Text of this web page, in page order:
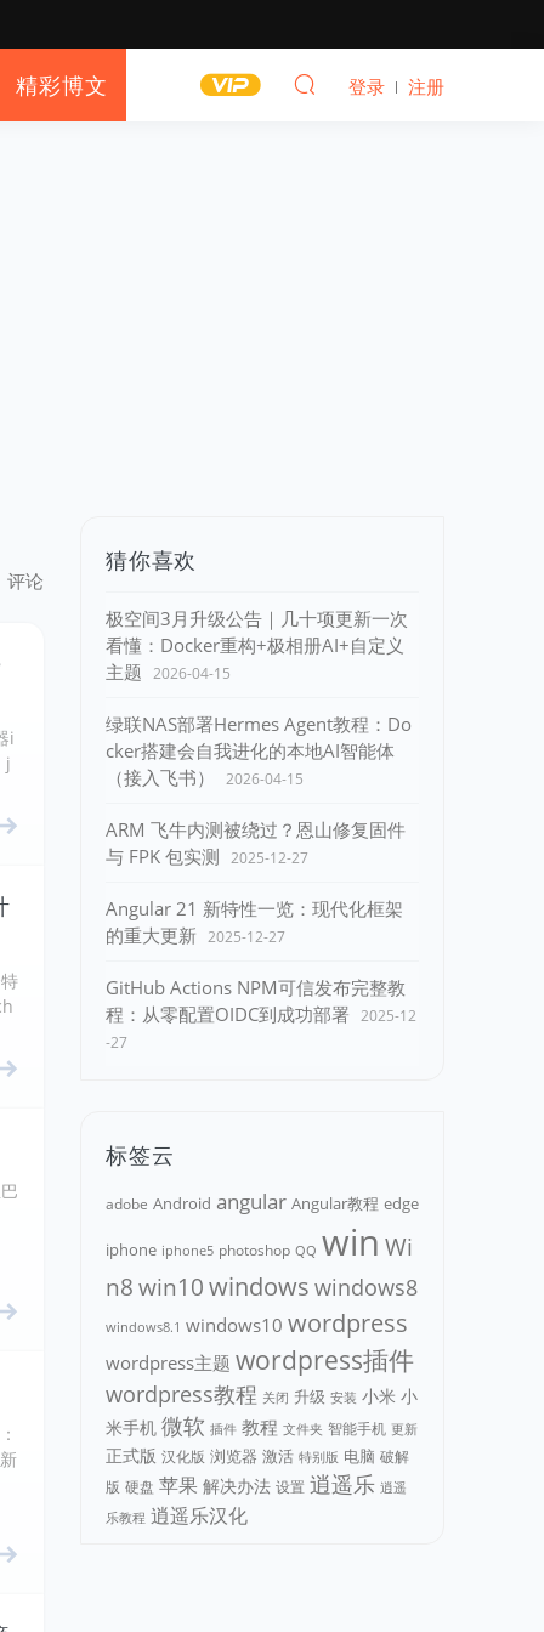
精彩博文 登录 注册
评论
i
j
猜你喜欢
极空间3月升级公告｜几十项更新一次
看懂：Docker重构+极相册AI+自定义
主题 2026-04-15
绿联NAS部署Hermes Agent教程：Do
cker搭建会自我进化的本地AI智能体
（接入飞书）
2026-04-15
ARM 飞牛内测被绕过？恩山修复固件
与 FPK 包实测 2025-12-27
Angular 21 新特性一览：现代化框架
的重大更新 2025-12-27
GitHub Actions NPM可信发布完整教
程：从零配置OIDC到成功部署 2025-12
-27
标签云
adobe Android angular Angular教程 edge
iphone iphone5 photoshop QQ win Wi
n8win10windows windows8
windows8.1 windows10 wordpress
wordpress主题 wordpress插件
wordpress教程 关闭 升级 安装 小米 小
米手机 微软 插件 教程 文件夹 智能手机 更新
正式版 汉化版 浏览器 激活 特别版 电脑 破解
版 硬盘 苹果 解决办法 设置 逍遥乐 逍遥
乐教程 逍遥乐汉化